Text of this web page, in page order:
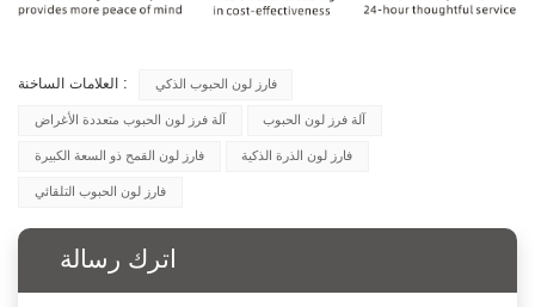
العلامات الساخنة :
فارز لون الحبوب الذكي
آلة فرز لون الحبوب متعددة الأغراض
آلة فرز لون الحبوب
فارز لون القمح ذو السعة الكبيرة
فارز لون الذرة الذكية
فارز لون الحبوب التلقائي
اترك رسالة